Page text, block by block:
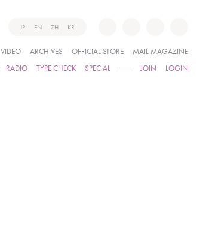
JP EN ZH KR
VIDEO ARCHIVES OFFICIAL STORE
MAIL MAGAZINE
RADIO TYPE CHECK SPECIAL JOIN LOGIN